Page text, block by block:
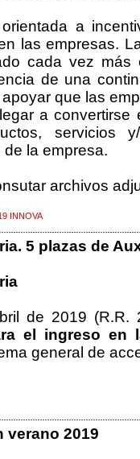
a
las empresas.
cada vez
de una
que las
a
la empresa.
archivos
INNOVA
5 plazas de
de 2019
el ingreso en
general de
verano 2019